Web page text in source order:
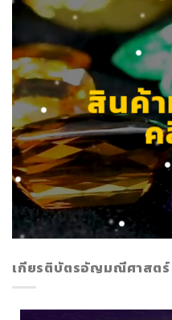
สินค้
เกียรติบัตรอัญมณีศาสตร์